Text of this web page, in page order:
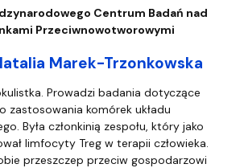
Centrum Badań nad
Przeciwnowotworowymi
Marek-Trzonkowska
Prowadzi badania dotyczące
zastosowania komórek układu
Była członkinią zespołu, który jako
limfocyty Treg w terapii człowieka.
przeszczep przeciw gospodarzowi